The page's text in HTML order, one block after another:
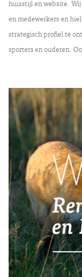
huisstijl en website.
en medewerkers en
strategisch profiel te
sporters en ouderen.